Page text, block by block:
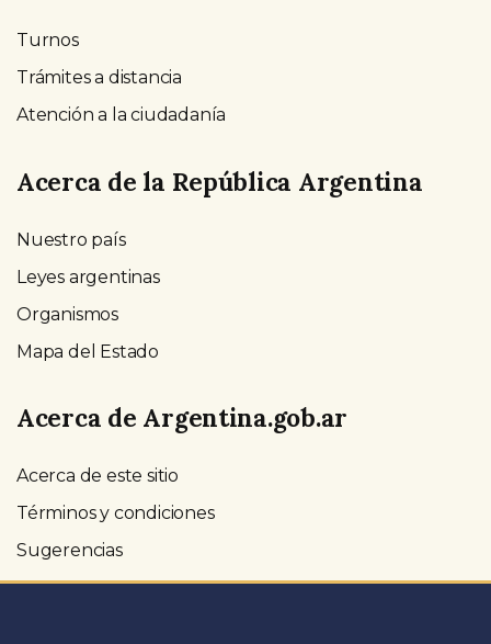
Turnos
Trámites a distancia
Atención a la ciudadanía
Acerca de la República Argentina
Nuestro país
Leyes argentinas
Organismos
Mapa del Estado
Acerca de Argentina.gob.ar
Acerca de este sitio
Términos y condiciones
Sugerencias